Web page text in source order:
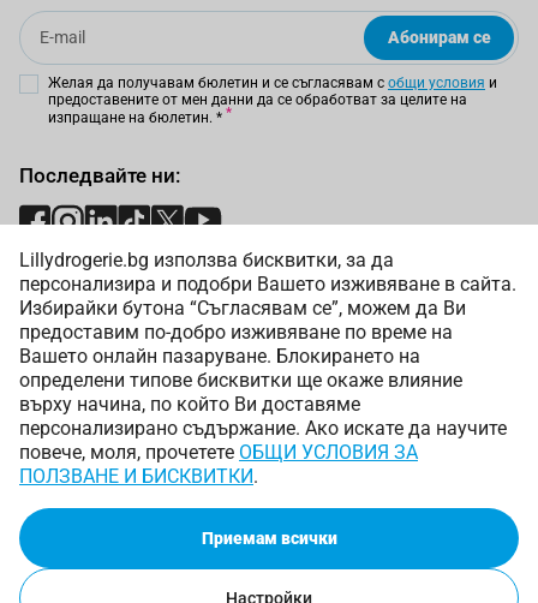
Lillydrogerie.bg използва бисквитки, за да
персонализира и подобри Вашето изживяване в сайта.
Избирайки бутона “Съгласявам се”, можем да Ви
предоставим по-добро изживяване по време на
Вашето онлайн пазаруване. Блокирането на
определени типове бисквитки ще окаже влияние
върху начина, по който Ви доставяме
персонализирано съдържание. Ако искате да научите
повече, моля, прочетете ОБЩИ УСЛОВИЯ ЗА
ПОЛЗВАНЕ И БИСКВИТКИ.
Приемам всички
Настройки
Email
Абонирам се
Желая да получавам бюлетин и се съгласявам с общи условия и
предоставените от мен данни да се обработват за целите на
изпращане на бюлетин. *
Последвайте ни:
Начини на плащане:
Начини на доставка:
Copyright © 2025 Лили Дрогерие ЕООД. Всички права
запазени.
Онлайн магазин от